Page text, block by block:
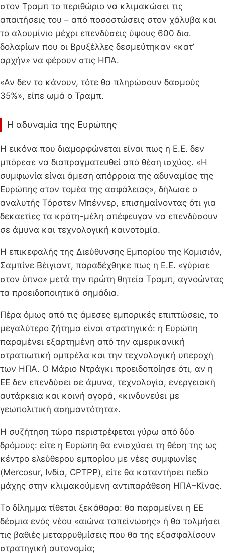
στον Τραμπ το περιθώριο να κλιμακώσει τις
απαιτήσεις του – από ποσοστώσεις στον χάλυβα και
το αλουμίνιο μέχρι επενδύσεις ύψους 600 δισ.
δολαρίων που οι Βρυξέλλες δεσμεύτηκαν «κατ’
αρχήν» να φέρουν στις ΗΠΑ.
«Αν δεν το κάνουν, τότε θα πληρώσουν δασμούς
35%», είπε ωμά ο Τραμπ.
Η αδυναμία της Ευρώπης
Η εικόνα που διαμορφώνεται είναι πως η Ε.Ε. δεν
μπόρεσε να διαπραγματευθεί από θέση ισχύος. «Η
συμφωνία είναι άμεση απόρροια της αδυναμίας της
Ευρώπης στον τομέα της ασφάλειας», δήλωσε ο
αναλυτής Τόρστεν Μπέννερ, επισημαίνοντας ότι για
δεκαετίες τα κράτη-μέλη απέφευγαν να επενδύσουν
σε άμυνα και τεχνολογική καινοτομία.
Η επικεφαλής της Διεύθυνσης Εμπορίου της Κομισιόν,
Σαμπίνε Βέιγιαντ, παραδέχθηκε πως η Ε.Ε. «γύρισε
στον ύπνο» μετά την πρώτη θητεία Τραμπ, αγνοώντας
τα προειδοποιητικά σημάδια.
Πέρα όμως από τις άμεσες εμπορικές επιπτώσεις, το
μεγαλύτερο ζήτημα είναι στρατηγικό: η Ευρώπη
παραμένει εξαρτημένη από την αμερικανική
στρατιωτική ομπρέλα και την τεχνολογική υπεροχή
των ΗΠΑ. Ο Μάριο Ντράγκι προειδοποίησε ότι, αν η
ΕΕ δεν επενδύσει σε άμυνα, τεχνολογία, ενεργειακή
αυτάρκεια και κοινή αγορά, «κινδυνεύει με
γεωπολιτική ασημαντότητα».
Η συζήτηση τώρα περιστρέφεται γύρω από δύο
δρόμους: είτε η Ευρώπη θα ενισχύσει τη θέση της ως
κέντρο ελεύθερου εμπορίου με νέες συμφωνίες
(Mercosur, Ινδία, CPTPP), είτε θα καταντήσει πεδίο
μάχης στην κλιμακούμενη αντιπαράθεση ΗΠΑ–Κίνας.
Το δίλημμα τίθεται ξεκάθαρα: θα παραμείνει η ΕΕ
δέσμια ενός νέου «αιώνα ταπείνωσης» ή θα τολμήσει
τις βαθιές μεταρρυθμίσεις που θα της εξασφαλίσουν
στρατηγική αυτονομία;